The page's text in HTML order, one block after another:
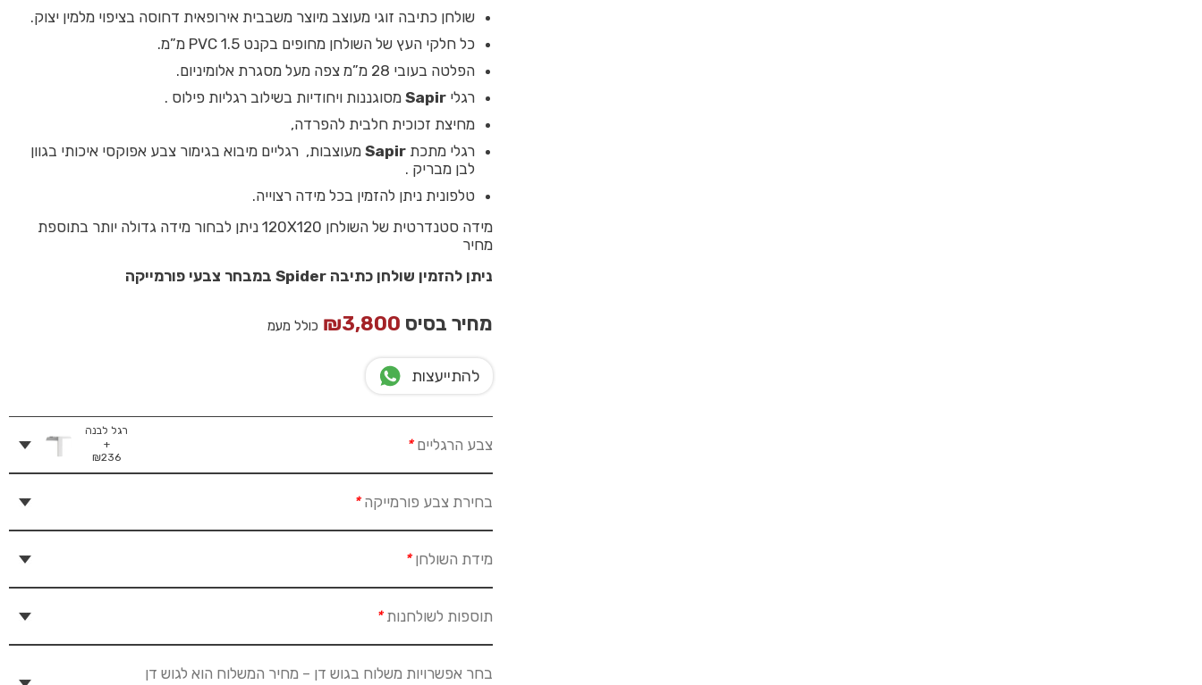
שולחן כתיבה זוגי מעוצב מיוצר משבבית אירופאית דחוסה בציפוי מלמין יצוק.
כל חלקי העץ של השולחן מחופים בקנט PVC 1.5 מ”מ.
הפלטה בעובי 28 מ”מ צפה מעל מסגרת אלומיניום.
רגלי Sapirמסוגננות ויחודיות בשילוב רגליות פילוס .
מחיצת זכוכית חלבית להפרדה,
רגלי מתכת Sapirמעוצבות, רגליים מיבוא בגימור צבע אפוקסי איכותי בגוון
לבן מבריק .
טלפונית ניתן להזמין בכל מידה רצוייה.
מידה סטנדרטית של השולחן 120X120 ניתן לבחור מידה גדולה יותר בתוספת
מחיר
ניתן להזמין שולחן כתיבה Spider במבחר צבעי פורמייקה
מחיר בסיס ₪3,800 כולל מעמ
להתייעצות
צבע הרגליים*
רגל לבנה
+
₪236
בחירת צבע פורמייקה*
מידת השולחן*
תוספות לשולחנות*
בחר אפשרויות משלוח בגוש דן – מחיר המשלוח הוא לגוש דן